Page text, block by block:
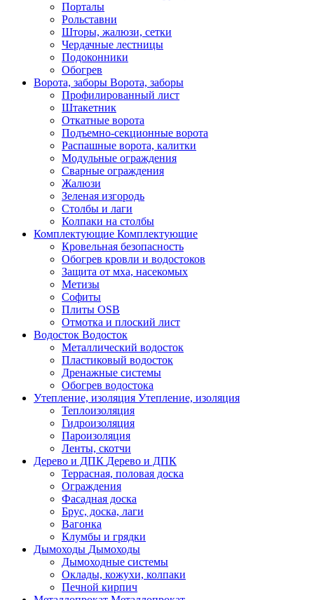
Порталы
Рольставни
Шторы, жалюзи, сетки
Чердачные лестницы
Подоконники
Обогрев
Ворота, заборы Ворота, заборы
Профилированный лист
Штакетник
Откатные ворота
Подъемно-секционные ворота
Распашные ворота, калитки
Модульные ограждения
Сварные ограждения
Жалюзи
Зеленая изгородь
Столбы и лаги
Колпаки на столбы
Комплектующие Комплектующие
Кровельная безопасность
Обогрев кровли и водостоков
Защита от мха, насекомых
Метизы
Софиты
Плиты OSB
Отмотка и плоский лист
Водосток Водосток
Металлический водосток
Пластиковый водосток
Дренажные системы
Обогрев водостока
Утепление, изоляция Утепление, изоляция
Теплоизоляция
Гидроизоляция
Пароизоляция
Ленты, скотчи
Дерево и ДПК Дерево и ДПК
Террасная, половая доска
Ограждения
Фасадная доска
Брус, доска, лаги
Вагонка
Клумбы и грядки
Дымоходы Дымоходы
Дымоходные системы
Оклады, кожухи, колпаки
Печной кирпич